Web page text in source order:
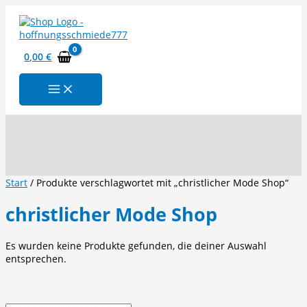
Inhalt
springen
0,00€
Start / Produkte verschlagwortet mit „christlicher Mode Shop“
christlicher Mode Shop
Es wurden keine Produkte gefunden, die deiner Auswahl
entsprechen.